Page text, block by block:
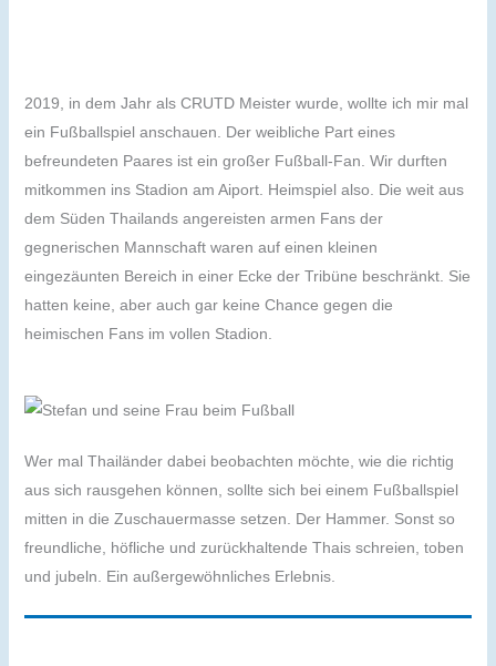
2019, in dem Jahr als CRUTD Meister wurde, wollte ich mir mal
ein Fußballspiel anschauen. Der weibliche Part eines
befreundeten Paares ist ein großer Fußball-Fan. Wir durften
mitkommen ins Stadion am Aiport. Heimspiel also. Die weit aus
dem Süden Thailands angereisten armen Fans der
gegnerischen Mannschaft waren auf einen kleinen
eingezäunten Bereich in einer Ecke der Tribüne beschränkt. Sie
hatten keine, aber auch gar keine Chance gegen die
heimischen Fans im vollen Stadion.
Wer mal Thailänder dabei beobachten möchte, wie die richtig
aus sich rausgehen können, sollte sich bei einem Fußballspiel
mitten in die Zuschauermasse setzen. Der Hammer. Sonst so
freundliche, höfliche und zurückhaltende Thais schreien, toben
und jubeln. Ein außergewöhnliches Erlebnis.